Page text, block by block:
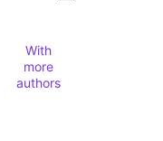
With
more
authors